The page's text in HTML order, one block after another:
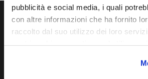
pubblicità e social media, i quali
con altre informazioni che ha fornito
raccolto dal suo utilizzo dei loro
Ti servono maggiori
Contattaci via Chat, via telefono allo + 39